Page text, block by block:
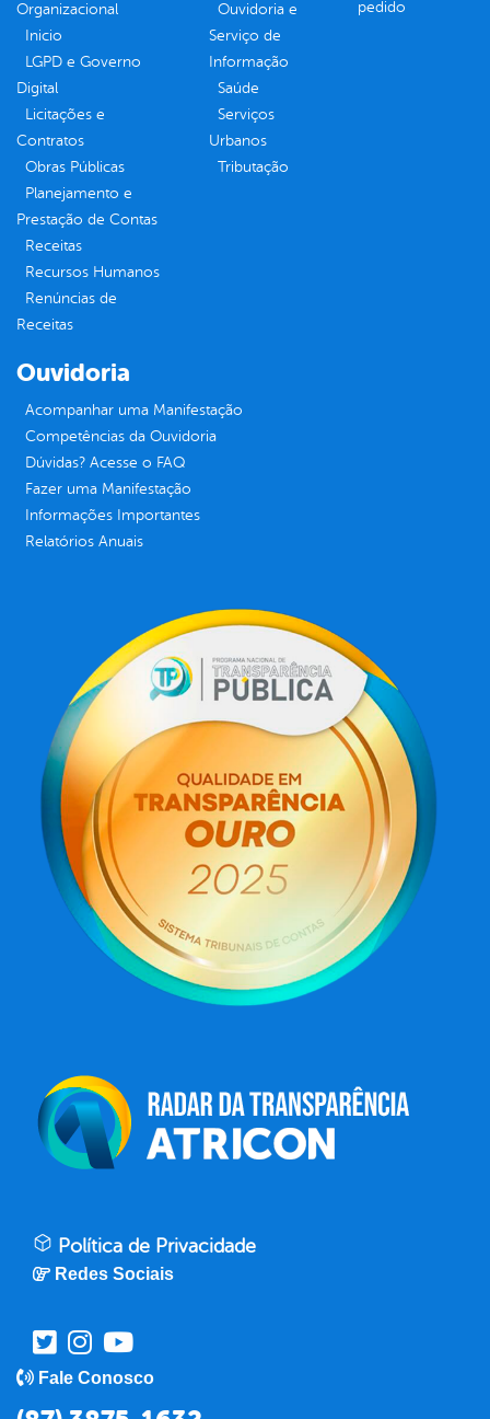
Organizacional
Inicio
LGPD e Governo
Digital
Licitações e
Contratos
Obras Públicas
Planejamento e
Prestação de Contas
Receitas
Recursos Humanos
Renúncias de
Receitas
Ouvidoria e
Serviço de
Informação
Saúde
Serviços
Urbanos
Tributação
pedido
Ouvidoria
Acompanhar uma Manifestação
Competências da Ouvidoria
Dúvidas? Acesse o FAQ
Fazer uma Manifestação
Informações Importantes
Relatórios Anuais
Política de Privacidade
Redes Sociais
Fale Conosco